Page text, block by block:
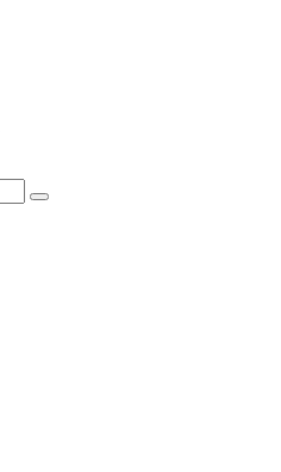
Αναζήτηση